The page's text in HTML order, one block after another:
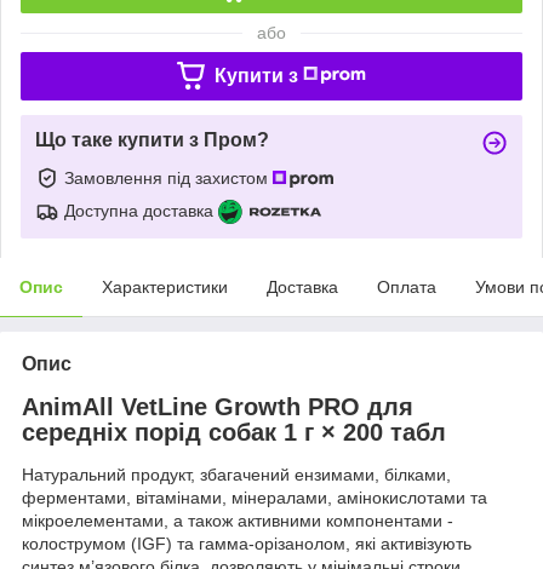
або
Купити з
Що таке купити з Пром?
Замовлення під захистом
Доступна доставка
Опис Характеристики Доставка Оплата Умови
Опис
AnimAll VetLine Growth PRO для
середніх порід собак 1 г × 200 табл
Натуральний продукт, збагачений ензимами, білками,
ферментами, вітамінами, мінералами, амінокислотами та
мікроелементами, а також активними компонентами -
колострумом (IGF) та гамма-орізанолом, які активізують